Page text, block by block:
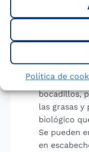
Política de
congelado
presentarse
piel) y hay
Las
opción
ensaladas,
bocadillos,
las grasas
biológico
Se pueden
en